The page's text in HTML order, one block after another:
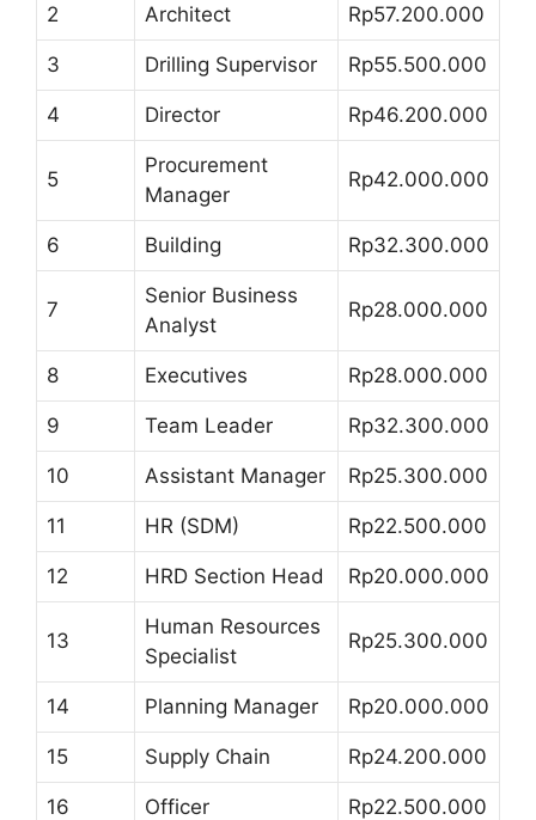
2 Architect Rp57.200.000
3 Drilling Supervisor Rp55.500.000
4 Director Rp46.200.000
5
Procurement
Manager
Rp42.000.000
6 Building Rp32.300.000
7
Senior Business
Analyst
Rp28.000.000
8 Executives Rp28.000.000
9 Team Leader Rp32.300.000
10 Assistant Manager Rp25.300.000
11 HR (SDM) Rp22.500.000
12 HRD Section Head Rp20.000.000
13
Human Resources
Specialist
Rp25.300.000
14 Planning Manager Rp20.000.000
15 Supply Chain Rp24.200.000
16 Officer Rp22.500.000